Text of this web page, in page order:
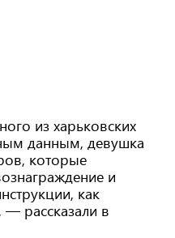
из харьковских
данным, девушка
которые
и
как
— рассказали в